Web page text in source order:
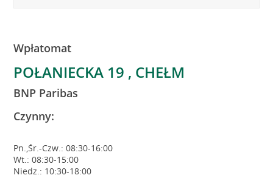
Wpłatomat
POŁANIECKA 19 , CHEŁM
BNP Paribas
Czynny:
Pn.,Śr.-Czw.: 08:30-16:00
Wt.: 08:30-15:00
Niedz.: 10:30-18:00